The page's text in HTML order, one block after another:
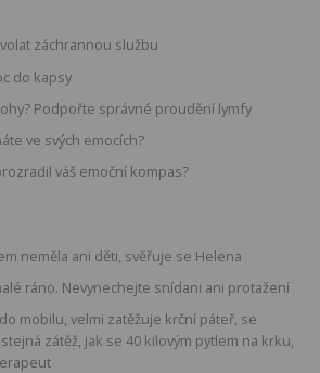
záchrannou službu
do kapsy
Podpořte správné proudění lymfy
ve svých emocích?
váš emoční kompas?
neměla ani děti, svěřuje se Helena
ráno. Nevynechejte snídani ani protažení
mobilu, velmi zatěžuje krční páteř, se
zátěž, jak se 40 kilovým pytlem na krku,